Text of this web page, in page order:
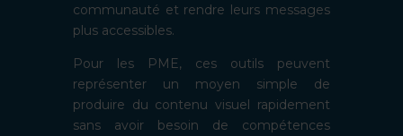
communauté et rendre leurs messages
plus accessibles.
Pour les PME, ces outils peuvent
représenter un moyen simple de
produire du contenu visuel rapidement
sans avoir besoin de compétences